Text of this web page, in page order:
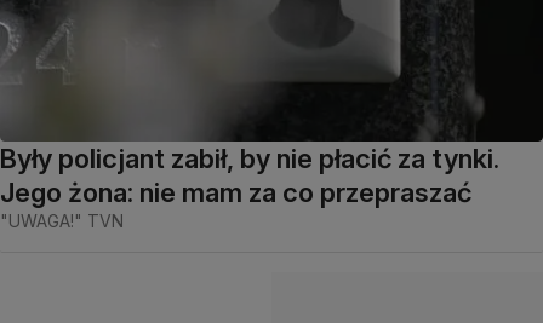
Były policjant zabił, by nie płacić za tynki.
Jego żona: nie mam za co przepraszać
"UWAGA!" TVN